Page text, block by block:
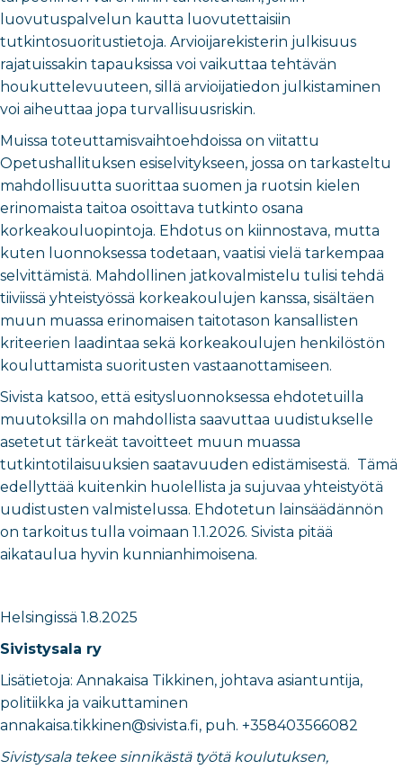
luovutuspalvelun kautta luovutettaisiin
tutkintosuoritustietoja. Arvioijarekisterin julkisuus
rajatuissakin tapauksissa voi vaikuttaa tehtävän
houkuttelevuuteen, sillä arvioijatiedon julkistaminen
voi aiheuttaa jopa turvallisuusriskin.
Muissa toteuttamisvaihtoehdoissa on viitattu
Opetushallituksen esiselvitykseen, jossa on tarkasteltu
mahdollisuutta suorittaa suomen ja ruotsin kielen
erinomaista taitoa osoittava tutkinto osana
korkeakouluopintoja. Ehdotus on kiinnostava, mutta
kuten luonnoksessa todetaan, vaatisi vielä tarkempaa
selvittämistä. Mahdollinen jatkovalmistelu tulisi tehdä
tiiviissä yhteistyössä korkeakoulujen kanssa, sisältäen
muun muassa erinomaisen taitotason kansallisten
kriteerien laadintaa sekä korkeakoulujen henkilöstön
kouluttamista suoritusten vastaanottamiseen.
Sivista katsoo, että esitysluonnoksessa ehdotetuilla
muutoksilla on mahdollista saavuttaa uudistukselle
asetetut tärkeät tavoitteet muun muassa
tutkintotilaisuuksien saatavuuden edistämisestä. Tämä
edellyttää kuitenkin huolellista ja sujuvaa yhteistyötä
uudistusten valmistelussa. Ehdotetun lainsäädännön
on tarkoitus tulla voimaan 1.1.2026. Sivista pitää
aikataulua hyvin kunnianhimoisena.
Helsingissä ​1.8.2025
Sivistysala ry
Lisätietoja: Annakaisa Tikkinen, johtava asiantuntija,
politiikka ja vaikuttaminen
annakaisa.tikkinen@sivista.fi, puh. +358403566082
Sivistysala tekee sinnikästä työtä koulutuksen,